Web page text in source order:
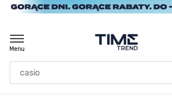
Przejdź do treści
Menu